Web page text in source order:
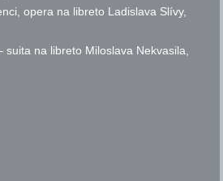
opera na libreto Ladislava Slívy,
suita na libreto Miloslava Nekvasila,